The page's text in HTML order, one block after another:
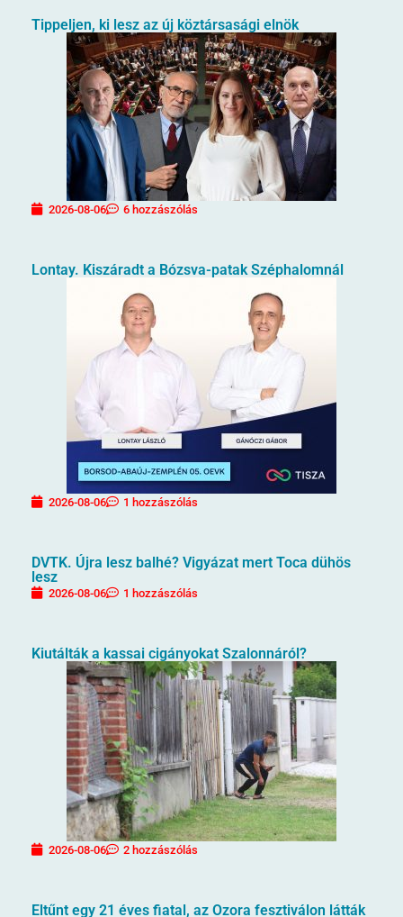
Tippeljen, ki lesz az új köztársasági elnök
2026-08-06 6 hozzászólás
Lontay. Kiszáradt a Bózsva-patak Széphalomnál
2026-08-06 1 hozzászólás
DVTK. Újra lesz balhé? Vigyázat mert Toca dühös
lesz
2026-08-06 1 hozzászólás
Kiutálták a kassai cigányokat Szalonnáról?
2026-08-06 2 hozzászólás
Eltűnt egy 21 éves fiatal, az Ozora fesztiválon látták